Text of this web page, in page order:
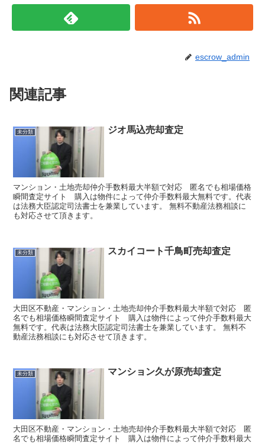
escrow_admin
関連記事
未分類 ジオ馬込売却査定
マンション・土地売却仲介手数料最大半額で対応 匿名でも相場価格
瞬間査定サイト 購入は物件によって仲介手数料最大無料です。代表
は法務大臣認定司法書士を兼業しています。 無料不動産法務相談に
も対応させて頂きます。
未分類 スカイコート千鳥町売却査定
大田区不動産・マンション・土地売却仲介手数料最大半額で対応 匿
名でも相場価格瞬間査定サイト 購入は物件によって仲介手数料最大
無料です。代表は法務大臣認定司法書士を兼業しています。 無料不
動産法務相談にも対応させて頂きます。
未分類 マンション久が原売却査定
大田区不動産・マンション・土地売却仲介手数料最大半額で対応 匿
名でも相場価格瞬間査定サイト 購入は物件によって仲介手数料最大